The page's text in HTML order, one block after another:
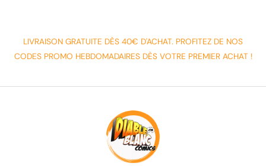
LIVRAISON GRATUITE DÈS 40€ D'ACHAT. PROFITEZ DE NOS
CODES PROMO HEBDOMADAIRES DÈS VOTRE PREMIER ACHAT !